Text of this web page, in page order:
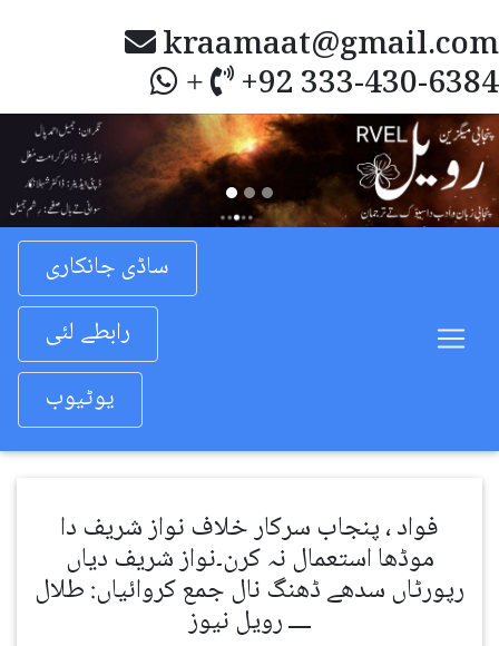
kraamaat@gmail.com
+ +92 333-430-6384
Previous
ساڈی جانکاری
رابطے لئی
یوٹیوب
فواد ، پنجاب سرکار خلاف نواز شریف دا
موڈھا استعمال نہ کرن۔نواز شریف دیاں
رپورٹاں سدھے ڈھنگ نال جمع کروائیاں: طلال
ــــ رویل نیوز